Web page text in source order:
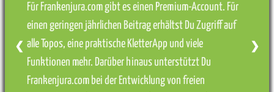
Für Frankenjura.com gibt es einen Premium-Account. Für
einen geringen jährlichen Beitrag erhältst Du Zugriff auf
alle Topos, eine praktische KletterApp und viele
Funktionen mehr. Darüber hinaus unterstützt Du
Frankenjura.com bei der Entwicklung von freien
❮ ❯